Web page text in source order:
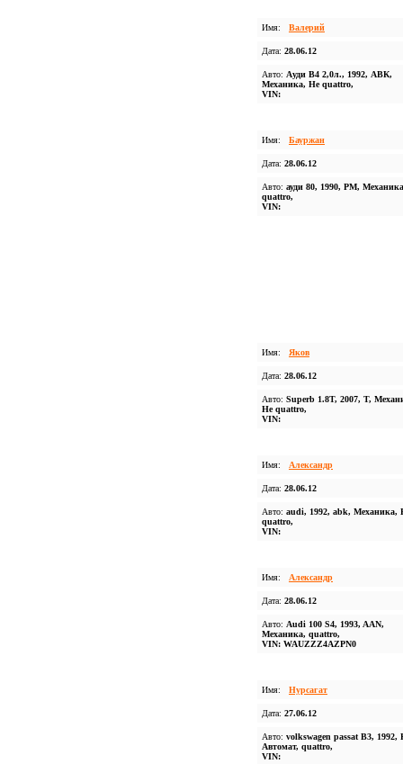
Имя: Валерий
Дата: 28.06.12
Авто: Ауди В4 2,0л., 1992, АВК,
Механика, Не quattro,
VIN:
Имя: Бауржан
Дата: 28.06.12
Авто: ауди 80, 1990, РМ,
quattro,
VIN:
Имя: Яков
Дата: 28.06.12
Авто: Superb 1.8T, 2007, T,
Не quattro,
VIN:
Имя: Александр
Дата: 28.06.12
Авто: audi, 1992, abk, Механика,
quattro,
VIN:
Имя: Aлександр
Дата: 28.06.12
Авто: Audi 100 S4, 1993, AAN,
Механика, quattro,
VIN: WAUZZZ4AZPN0
Имя: Нурсагат
Дата: 27.06.12
Авто: volkswagen passat B3, 1992,
Автомат, quattro,
VIN: